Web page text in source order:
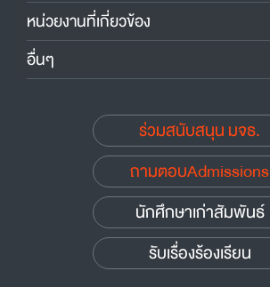
หน่วยงานที่เกี่ยวข้อง
อื่นๆ
ร่วมสนับสนุน มจธ.
ถามตอบAdmissions
นักศึกษาเก่าสัมพันธ์
รับเรื่องร้องเรียน